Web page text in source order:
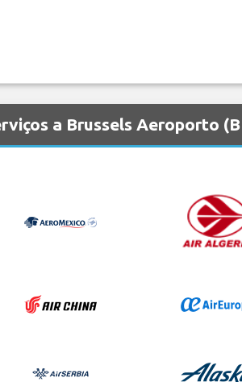
a Brussels Aeroporto